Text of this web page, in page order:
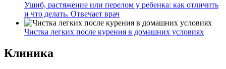
Ушиб, растяжение или перелом у ребенка: как отличить
и что делать. Отвечает врач
Чистка легких после курения в домашних условиях
Клиника